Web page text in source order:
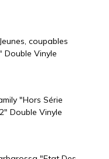
coupables
Double Vinyle
"Hors Série
Double Vinyle